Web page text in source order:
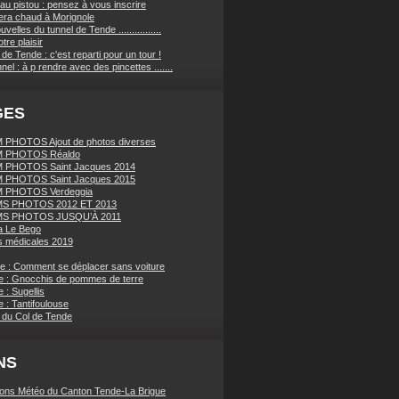
pistou : pensez à vous inscrire
chaud à Morignole
du tunnel de Tende ................
plaisir
Tende : c'est reparti pour un tour !
: à p rendre avec des pincettes .......
PHOTOS Ajout de photos diverses
PHOTOS Réaldo
PHOTOS Saint Jacques 2014
PHOTOS Saint Jacques 2015
PHOTOS Verdeggia
PHOTOS 2012 ET 2013
PHOTOS JUSQU’À 2011
Le Bego
médicales 2019
: Comment se déplacer sans voiture
: Gnocchis de pommes de terre
: Sugellis
: Tantifoulouse
Col de Tende
Météo du Canton Tende-La Brigue